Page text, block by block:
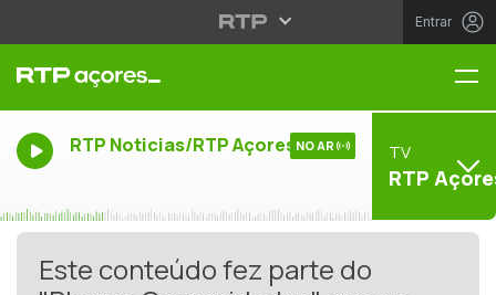
Entrar
RTP Noticias/RTP Açores NO AR TV
RTP
Este conteúdo fez parte do